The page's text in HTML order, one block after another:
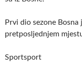
Prvi dio sezone
pretposljednjem
Sportsport